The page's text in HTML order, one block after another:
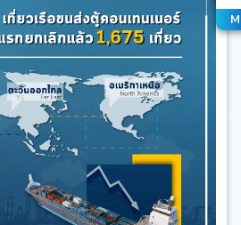
านความเห็นชอบของทุกฝ่ายเพราะมัน
ลักของระเบียบการคือเรียกร้องให้
วข้องอำนวยความสะดวกเท่าที่จะ
ขตหน้าที่เพื่อให้มีการผลัดเปลี่ยนลูกเรือ
างเรือยังต้องปฏิบัติตามและยึดตาม
อยู่ และแม้จะประกาศระเบียบการออก
งข้อเสนอแนะเท่านั้น และยังต้องลุ้นว่า
าลของแต่ละประเทศว่าจะนำไปปรับ
ต้องดูสถานการณ์ของแต่ละประเทศอีก
และไลบีเรียเป็น 2 รัฐเจ้าของธง…